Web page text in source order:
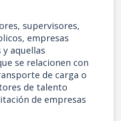
supervisores,
empresas
aquellas
se relacionen con
de carga o
de talento
de empresas